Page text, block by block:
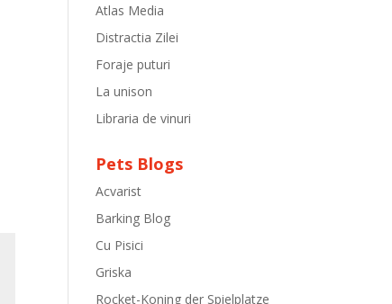
Atlas Media
Distractia Zilei
Foraje puturi
La unison
Libraria de vinuri
Pets Blogs
Acvarist
Barking Blog
Cu Pisici
Griska
Rocket-Koning der Spielplatze